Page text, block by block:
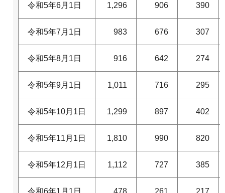
令和5年6月1日 1,296 906 390
令和5年7月1日 983 676 307
令和5年8月1日 916 642 274
令和5年9月1日 1,011 716 295
令和5年10月1日 1,299 897 402
令和5年11月1日 1,810 990 820
令和5年12月1日 1,112 727 385
令和6年1月1日 478 261 217